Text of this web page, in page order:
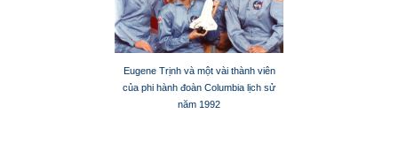
Eugene Trịnh và một vài thành viên
của phi hành đoàn Columbia lịch sử
năm 1992